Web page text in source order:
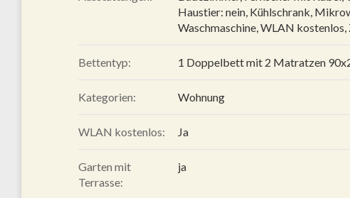
Haustier: nein, Kühlschrank,
Waschmaschine,WLAN kostenlos,
Bettentyp: 1 Doppelbett mit 2 Matratzen
Kategorien: Wohnung
WLAN kostenlos: Ja
Garten mit
Terrasse:
ja